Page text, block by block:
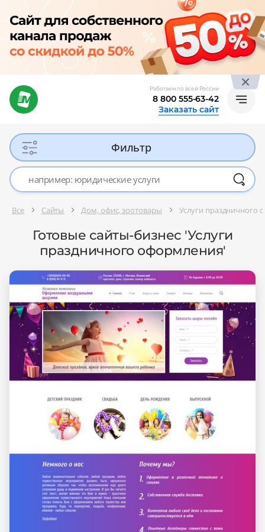
Работаем по всей России
8 800 555-63-42
Заказать сайт
Фильтр
Все Сайты Дом, офис, зоотовары Услуги праздничного
Готовые сайты-бизнес 'Услуги
праздничного оформления'